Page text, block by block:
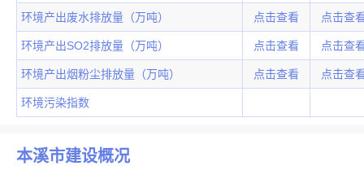
环境产出废水排放量（万吨） 点击查看 点击查
环境产出SO2排放量（万吨） 点击查看 点击查
环境产出烟粉尘排放量（万吨） 点击查看 点击查
环境污染指数
本溪市建设概况